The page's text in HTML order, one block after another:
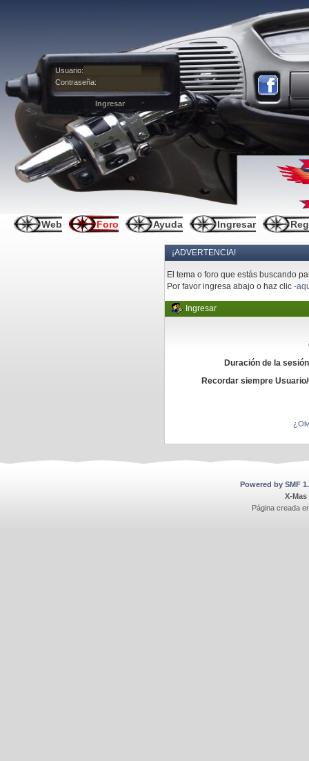
Usuario:
Contraseña:
Web Foro Ayuda Ingresar
¡ADVERTENCIA!
El tema o foro que estás buscando
Por favor ingresa abajo o haz clic-
Ingresar
Duración de la
Recordar siempre
Powered by SMF
X-Mas
Página creada